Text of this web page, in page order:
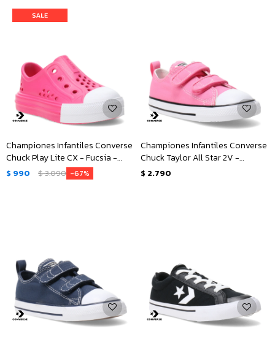
Championes Infantiles Converse
Chuck Play Lite CX - Fucsia -
Blanco
$ 990 $3.090 67
Championes Infantiles Converse
Chuck Taylor All Star 2V -
Rosado - Blanco
$ 2.790